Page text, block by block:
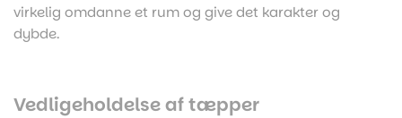
virkelig omdanne et rum og give det karakter og
dybde.
Vedligeholdelse af tæpper